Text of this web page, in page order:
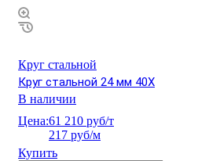
Круг стальной
Круг стальной 24 мм 40Х
В наличии
Цена:61 210 руб/т
217 руб/м
Купить